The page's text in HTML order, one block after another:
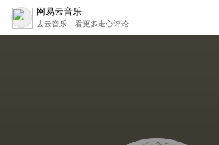
网易云音乐
去云音乐，看更多走心评论